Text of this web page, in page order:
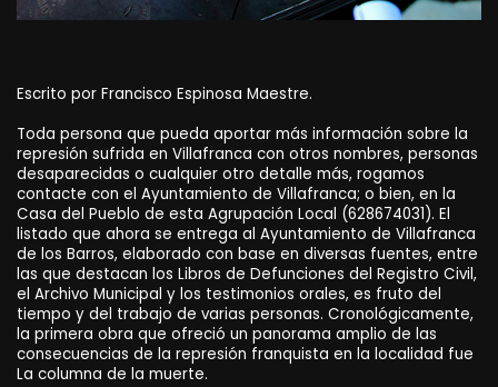
Escrito por Francisco Espinosa Maestre.
Toda persona que pueda aportar más información sobre la
represión sufrida en Villafranca con otros nombres, personas
desaparecidas o cualquier otro detalle más, rogamos
contacte con el Ayuntamiento de Villafranca; o bien, en la
Casa del Pueblo de esta Agrupación Local (628674031). El
listado que ahora se entrega al Ayuntamiento de Villafranca
de los Barros, elaborado con base en diversas fuentes, entre
las que destacan los Libros de Defunciones del Registro Civil,
el Archivo Municipal y los testimonios orales, es fruto del
tiempo y del trabajo de varias personas. Cronológicamente,
la primera obra que ofreció un panorama amplio de las
consecuencias de la represión franquista en la localidad fue
La columna de la muerte.